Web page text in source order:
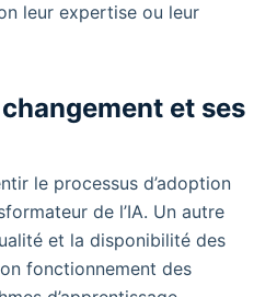
leur expertise ou leur
et ses
le processus d’adoption
de l’IA. Un autre
et la disponibilité des
fonctionnement des